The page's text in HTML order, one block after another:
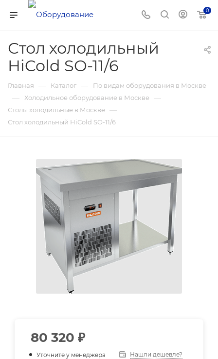
0
Стол холодильный
HiCold SO-11/6
Главная — Каталог — По видам оборудования в Москве
— Холодильное оборудование в Москве —
Столы холодильные в Москве —
Стол холодильный HiCold SO-11/6
80 320 ₽
Уточните у менеджера Нашли дешевле?